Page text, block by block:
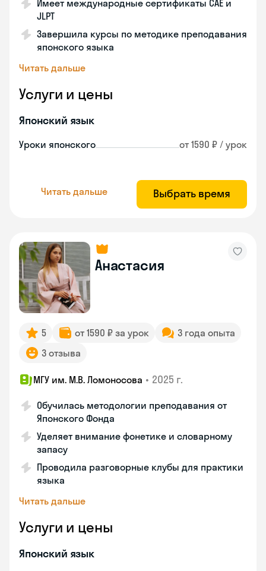
Имеет международные сертификаты CAE и
JLPT
Завершила курсы по методике преподавания
японского языка
Читать дальше
Услуги и цены
Японский язык
Уроки японского от 1590 ₽ / урок
Читать дальше Выбрать время
Анастасия
5 от 1590 ₽ за урок
3 года опыта
3 отзыва
МГУ им. М.В. Ломоносова • 2025 г.
Обучилась методологии преподавания от
Японского Фонда
Уделяет внимание фонетике и словарному
запасу
Проводила разговорные клубы для практики
языка
Читать дальше
Услуги и цены
Японский язык